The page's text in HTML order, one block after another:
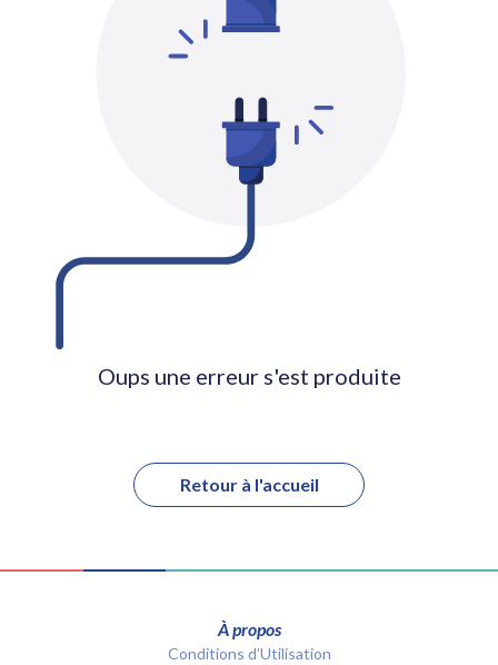
Oups une erreur s'est produite
Retour à l'accueil
À propos
Conditions d’Utilisation